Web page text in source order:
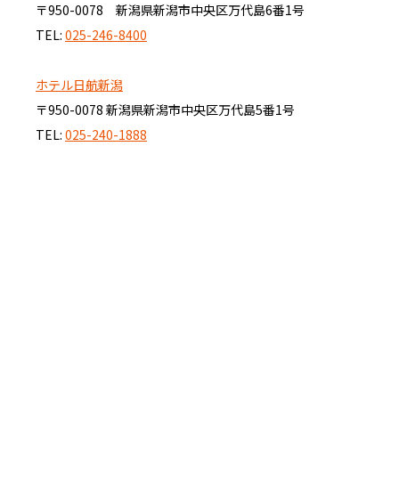
〒950-0078 新潟県新潟市中央区万代島6番1号
TEL: 025-246-8400
ホテル日航新潟
〒950-0078 新潟県新潟市中央区万代島5番1号
TEL: 025-240-1888